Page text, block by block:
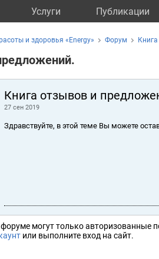
Услуги Публикации
и здоровья «Energy» Форум
Книга отзывов и
27 сен 2019
Здравствуйте, в этой теме Вы можете
могут только авторизованные
или выполните вход на сайт.